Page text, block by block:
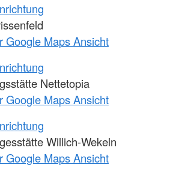
Google Maps Ansicht
Nettetopia
Google Maps Ansicht
Willich-Wekeln
Google Maps Ansicht